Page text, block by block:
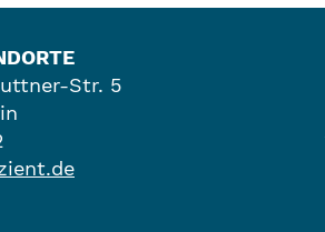
Str. 5